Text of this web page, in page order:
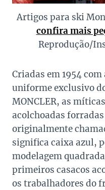
Artigos para ski
confira mais
Reprodução/
Criadas em 1954
uniforme exclusivo
MONCLER, as
acolchoadas
originalmente
significa caixa azul,
modelagem
primeiros casacos
os trabalhadores do